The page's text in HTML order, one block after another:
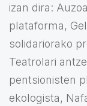
izan dira:
plataforma,
solidariorako
Teatrolari
pentsionisten
ekologista,